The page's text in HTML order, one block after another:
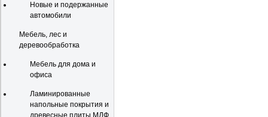
Новые и подержанные
автомобили
Мебель, лес и
деревообработка
Мебель для дома и
офиса
Ламинированные
напольные покрытия и
древесные плиты МДФ,